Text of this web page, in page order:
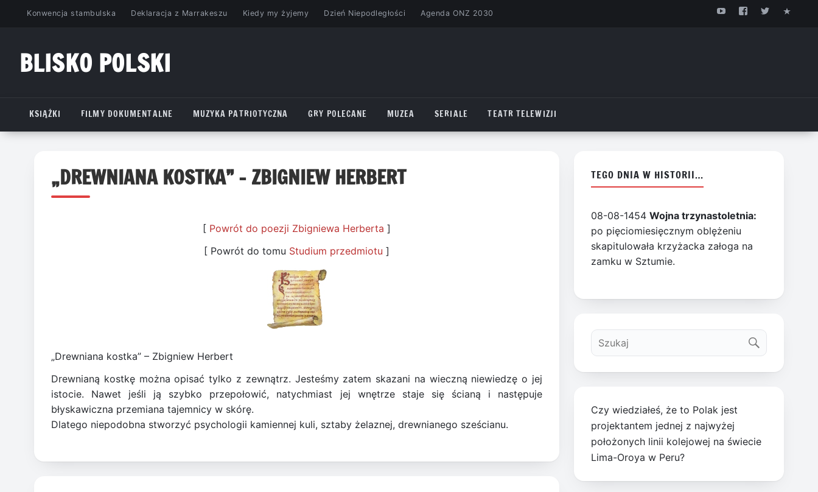
PrzejdźKonwencja stambulska Deklaracja z Marrakeszu Kiedy my żyjemy Dzień Niepodległości Agenda ONZ 2030
BLISKO POLSKI
KSIĄŻKI
FILMY DOKUMENTALNE MUZYKA PATRIOTYCZNA GRY POLECANE MUZEA SERIALE TEATR TELEWIZJI
„DREWNIANA KOSTKA” – ZBIGNIEW HERBERT
[ Powrót do poezji Zbigniewa Herberta ]
[ Powrót do tomu Studium przedmiotu ]
„Drewniana kostka” – Zbigniew Herbert
Drewnianą kostkę można opisać tylko z zewnątrz. Jesteśmy zatem skazani na wieczną niewiedzę o jej
istocie. Nawet jeśli ją szybko przepołowić, natychmiast jej wnętrze staje się ścianą i następuje
błyskawiczna przemiana tajemnicy w skórę.
Dlatego niepodobna stworzyć psychologii kamiennej kuli, sztaby żelaznej, drewnianego sześcianu.
TEGO DNIA W HISTORII…
08-08-1454Wojna trzynastoletnia:
po pięciomiesięcznym oblężeniu
skapitulowała krzyżacka załoga na
zamku w Sztumie.
Czy wiedziałeś, że to Polak jest
projektantem jednej z najwyżej
położonych linii kolejowej na świecie
Lima-Oroya w Peru?